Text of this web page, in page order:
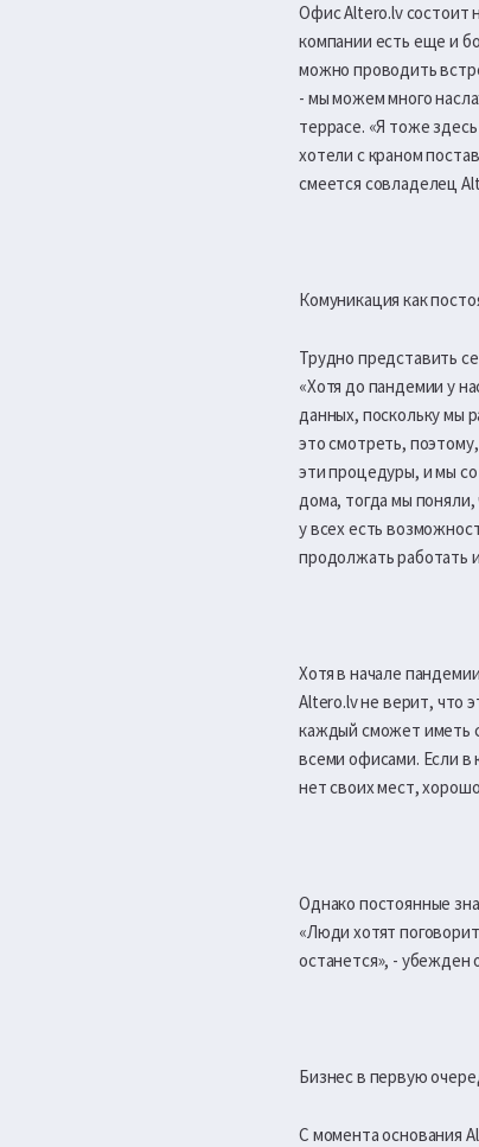
Офис Altero.lv состоит
компании есть еще и
можно проводить
- мы можем много
террасе. «Я тоже
хотели с краном
смеется совладелец
Комуникация как
Трудно представить
«Хотя до пандемии у
данных, поскольку мы
это смотреть,
эти процедуры, и мы
дома, тогда мы
у всех есть
продолжать работать
Хотя в начале
Altero.lv не верит, что
каждый сможет иметь
всеми офисами. Если в
нет своих мест,
Однако постоянные
«Люди хотят
останется», - убежден
Бизнес в первую
С момента основания